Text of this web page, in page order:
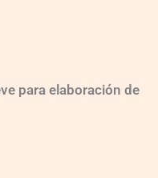
para elaboración de